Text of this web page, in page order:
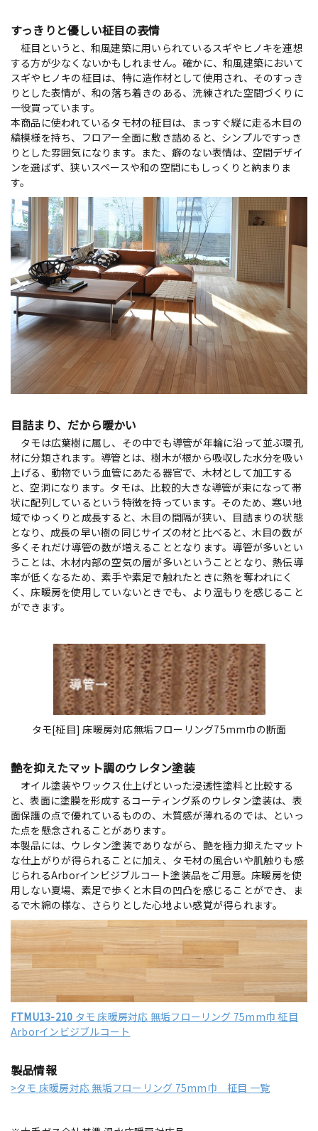
すっきりと優しい柾目の表情
柾目というと、和風建築に用いられているスギやヒノキを連想
する方が少なくないかもしれません。確かに、和風建築において
スギやヒノキの柾目は、特に造作材として使用され、そのすっき
りとした表情が、和の落ち着きのある、洗練された空間づくりに
一役買っています。
本商品に使われているタモ材の柾目は、まっすぐ縦に走る木目の
縞模様を持ち、フロアー全面に敷き詰めると、シンプルですっき
りとした雰囲気になります。また、癖のない表情は、空間デザイ
ンを選ばず、狭いスペースや和の空間にもしっくりと納まりま
す。
目詰まり、だから暖かい
タモは広葉樹に属し、その中でも導管が年輪に沿って並ぶ環孔
材に分類されます。導管とは、樹木が根から吸収した水分を吸い
上げる、動物でいう血管にあたる器官で、木材として加工する
と、空洞になります。タモは、比較的大きな導管が束になって帯
状に配列しているという特徴を持っています。そのため、寒い地
域でゆっくりと成長すると、木目の間隔が狭い、目詰まりの状態
となり、成長の早い樹の同じサイズの材と比べると、木目の数が
多くそれだけ導管の数が増えることとなります。導管が多いとい
うことは、木材内部の空気の層が多いということとなり、熱伝導
率が低くなるため、素手や素足で触れたときに熱を奪われにく
く、床暖房を使用していないときでも、より温もりを感じること
ができます。
タモ[柾目] 床暖房対応無垢フローリング75mm巾の断面
艶を抑えたマット調のウレタン塗装
オイル塗装やワックス仕上げといった浸透性塗料と比較する
と、表面に塗膜を形成するコーティング系のウレタン塗装は、表
面保護の点で優れているものの、木質感が薄れるのでは、といっ
た点を懸念されることがあります。
本製品には、ウレタン塗装でありながら、艶を極力抑えたマット
な仕上がりが得られることに加え、タモ材の風合いや肌触りも感
じられるArborインビジブルコート塗装品をご用意。床暖房を使
用しない夏場、素足で歩くと木目の凹凸を感じることができ、ま
るで木綿の様な、さらりとした心地よい感覚が得られます。
FTMU13-210 タモ 床暖房対応 無垢フローリング 75mm巾 柾目
Arborインビジブルコート
製品情報
>タモ 床暖房対応 無垢フローリング 75mm巾 柾目 一覧